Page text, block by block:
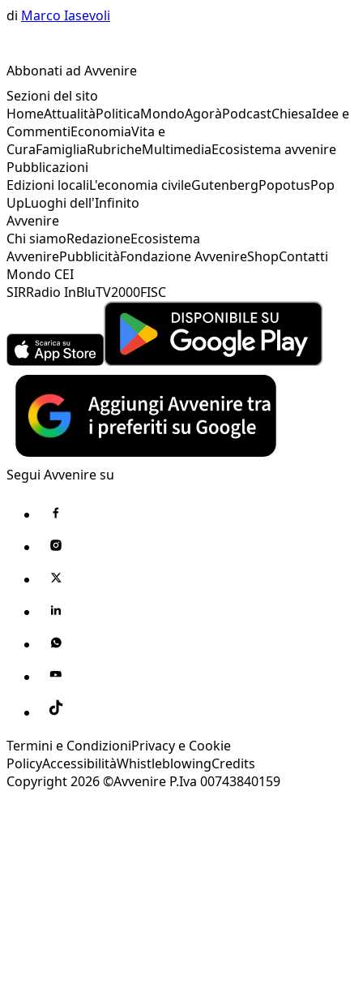
di Marco Iasevoli
Abbonati ad Avvenire
Sezioni del sito
HomeAttualitàPoliticaMondoAgoràPodcastChiesaIdee e
CommentiEconomiaVita e
CuraFamigliaRubricheMultimediaEcosistema avvenire
Pubblicazioni
Edizioni localiL'economia civileGutenbergPopotusPop
UpLuoghi dell'Infinito
Avvenire
Chi siamoRedazioneEcosistema
AvvenirePubblicitàFondazione AvvenireShopContatti
Mondo CEI
SIRRadio InBluTV2000FISC
Segui Avvenire su
Termini e CondizioniPrivacy e Cookie
PolicyAccessibilitàWhistleblowingCredits
Copyright 2026 ©Avvenire P.Iva 00743840159